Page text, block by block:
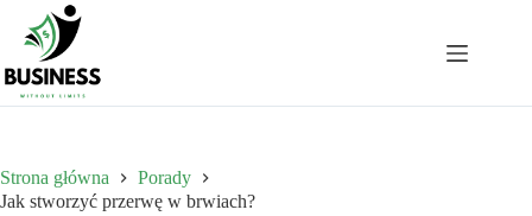
Przejdź
treści
Strona główna
Porady
Jak stworzyć przerwę w brwiach?